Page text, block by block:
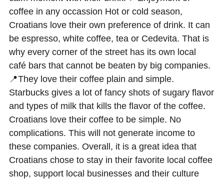
coffee in any occassion Hot or cold season,
Croatians love their own preference of drink. It can
be espresso, white coffee, tea or Cedevita. That is
why every corner of the street has its own local
café bars that cannot be beaten by big companies.
📍They love their coffee plain and simple.
Starbucks gives a lot of fancy shots of sugary flavor
and types of milk that kills the flavor of the coffee.
Croatians love their coffee to be simple. No
complications. This will not generate income to
these companies. Overall, it is a great idea that
Croatians chose to stay in their favorite local coffee
shop, support local businesses and their culture